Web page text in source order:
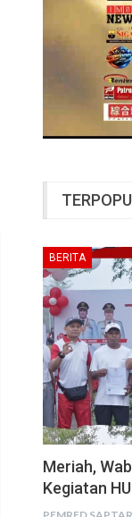
BERITA
Meriah,
Kegiatan